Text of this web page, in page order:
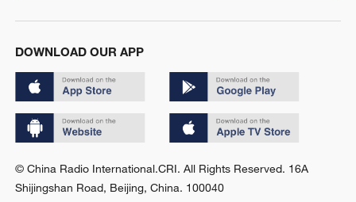
DOWNLOAD OUR APP
© China Radio International.CRI. All Rights Reserved. 16A
Shijingshan Road, Beijing, China. 100040